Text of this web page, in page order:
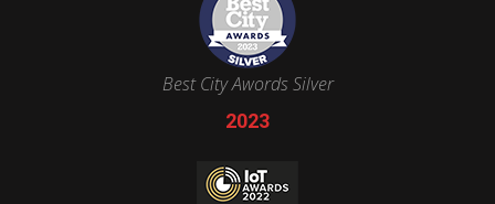
Best City Awords Silver
2023